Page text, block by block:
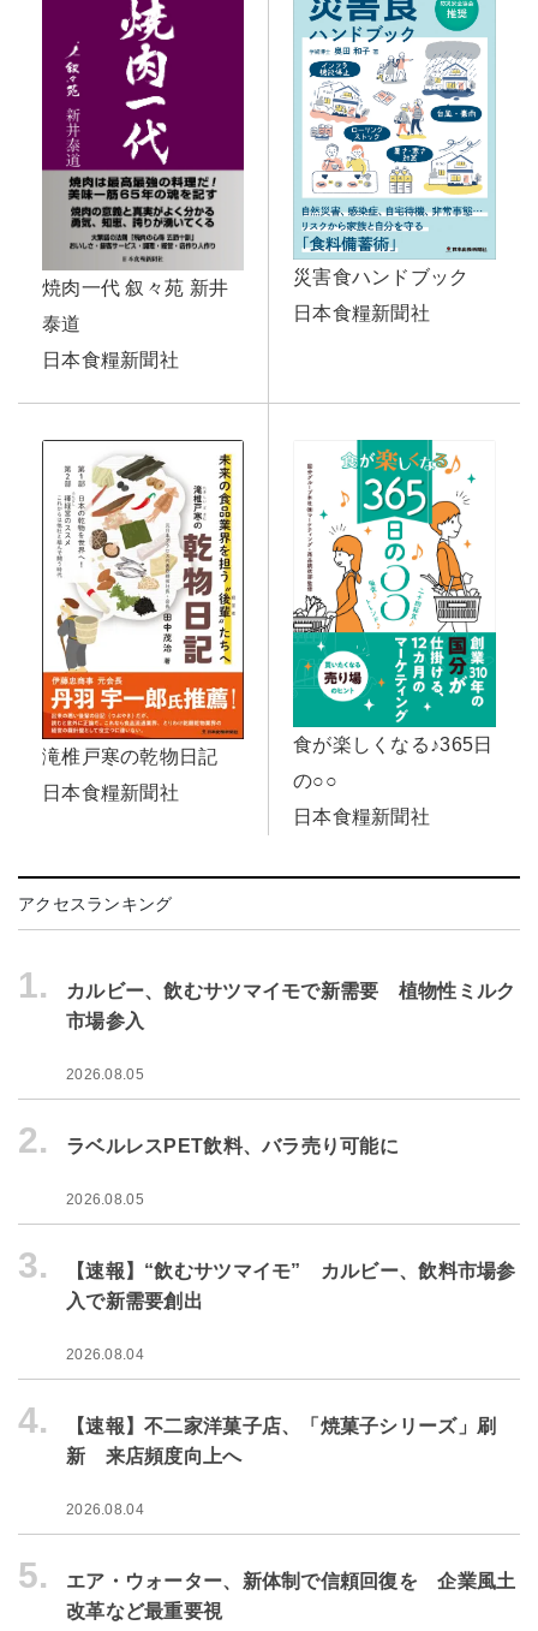
焼肉一代 叙々苑 新井
泰道
日本食糧新聞社
災害食ハンドブック
日本食糧新聞社
滝椎戸寒の乾物日記
日本食糧新聞社
食が楽しくなる♪365日
の○○
日本食糧新聞社
アクセスランキング
1.
カルビー、飲むサツマイモで新需要 植物性ミルク
市場参入
2026.08.05
2. ラベルレスPET飲料、バラ売り可能に
2026.08.05
3.
【速報】“飲むサツマイモ” カルビー、飲料市場参
入で新需要創出
2026.08.04
4.
【速報】不二家洋菓子店、「焼菓子シリーズ」刷
新 来店頻度向上へ
2026.08.04
5.
エア・ウォーター、新体制で信頼回復を 企業風土
改革など最重要視